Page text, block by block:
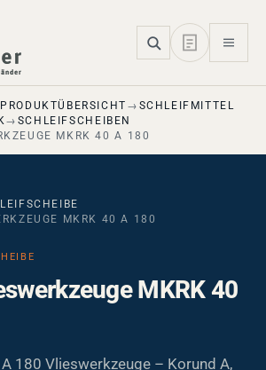
SCHLEIFMITTEL
SCHLEIFSCHEIBEN
MKRK 40 A 180
MKRK 40 A 180
MKRK 40
A 180 Vlieswerkzeuge – Korund A,